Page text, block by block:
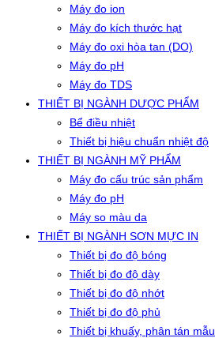
Máy đo ion
Máy đo kích thước hạt
Máy đo oxi hòa tan (DO)
Máy đo pH
Máy đo TDS
THIẾT BỊ NGÀNH DƯỢC PHẨM
Bể điều nhiệt
Thiết bị hiệu chuẩn nhiệt độ
THIẾT BỊ NGÀNH MỸ PHẨM
Máy đo cấu trúc sản phẩm
Máy đo pH
Máy so màu da
THIẾT BỊ NGÀNH SƠN MỰC IN
Thiết bị đo độ bóng
Thiết bị đo độ dày
Thiết bị đo độ nhớt
Thiết bị đo độ phủ
Thiết bị khuấy, phân tán mẫu